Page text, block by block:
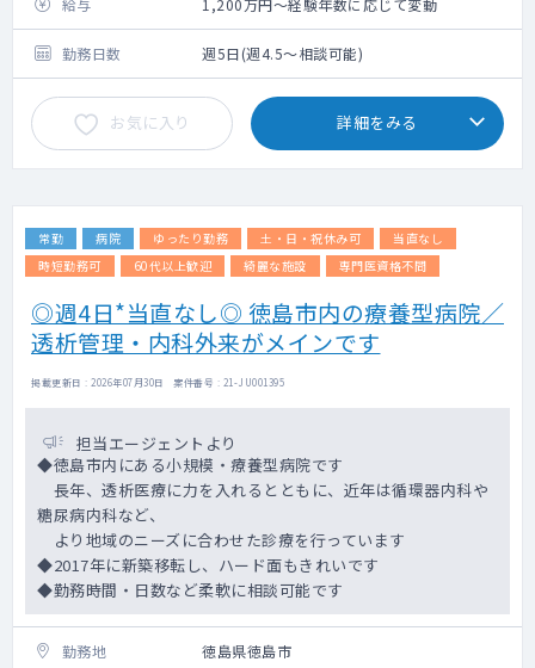
給与
1,200万円～経験年数に応じて変動
勤務日数 週5日(週4.5～相談可能)
お気に入り 詳細をみる
常勤 病院 ゆったり勤務 土・日・祝休み可
当直なし
時短勤務可
60代以上歓迎 綺麗な施設 専門医資格不問
◎週4日*当直なし◎ 徳島市内の療養型病院／
透析管理・内科外来がメインです
掲載更新日 : 2026年07月30日 案件番号 : 21-JU001395
担当エージェントより
◆徳島市内にある小規模・療養型病院です
長年、透析医療に力を入れるとともに、近年は循環器内科や
糖尿病内科など、
より地域のニーズに合わせた診療を行っています
◆2017年に新築移転し、ハード面もきれいです
◆勤務時間・日数など柔軟に相談可能です
勤務地 徳島県徳島市